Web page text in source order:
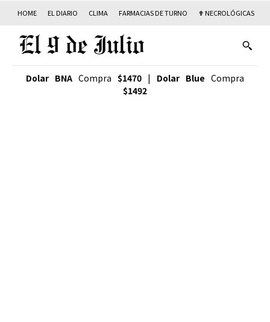
HOME EL DIARIO CLIMA FARMACIAS DE TURNO ✟ NECROLÓGICAS
Dolar BNA Compra $1470 | Dolar Blue Compra
$1492